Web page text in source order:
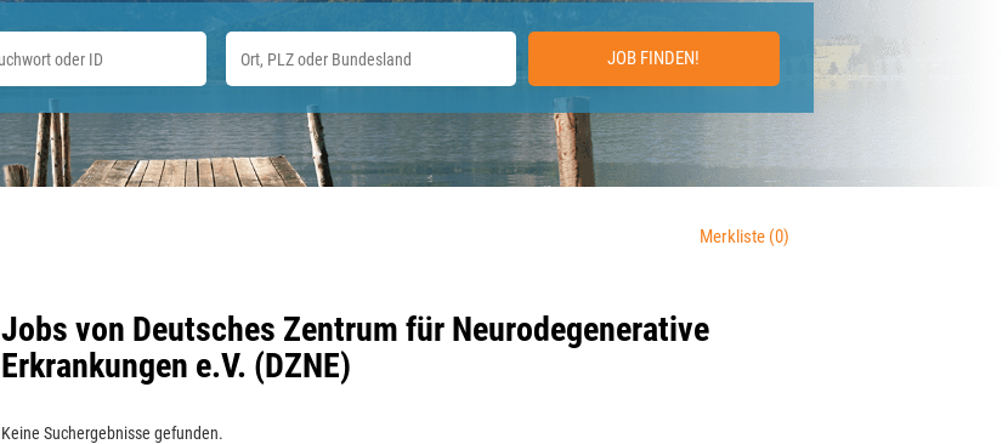
JOB FINDEN!
Merkliste (0)
Jobs von Deutsches Zentrum für Neurodegenerative
Erkrankungen e.V. (DZNE)
Keine Suchergebnisse gefunden.